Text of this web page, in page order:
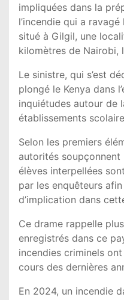
impliquées dans la
l’incendie qui a
situé à Gilgil, une
kilomètres de Nairobi,
Le sinistre, qui s’est
plongé le Kenya dans
inquiétudes autour de
établissements
Selon les premiers
autorités
élèves interpellées
par les enquêteurs
d’implication dans
Ce drame rappelle
enregistrés dans ce
incendies criminels
cours des dernières
En 2024, un incendie